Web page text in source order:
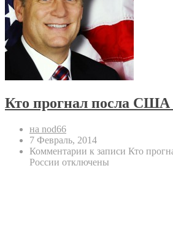
Кто прогнал посла США
на nod66
7 Февраль, 2014
Комментарии к записи Кто
России отключены